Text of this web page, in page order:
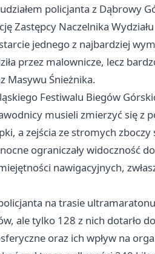
policjanta z Dąbrowy
Zastępcy Naczelnika
jednego z najbardziej
przez malownicze, lecz
Masywu Śnieżnika.
Festiwalu Biegów
musieli zmierzyć się z
a zejścia ze stromych zboczy
ograniczały widoczność
nawigacyjnych,
na trasie ultramaratonu
ale tylko 128 z nich dotarło
oraz ich wpływ na